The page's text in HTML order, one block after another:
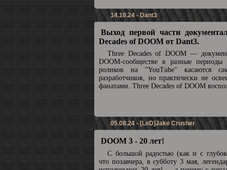
14.10.24 - Dant3
Выход первой части
Decades of DOOM от Dant3.
Three Decades of DOOM —
DOOM-сообществе в разные периоды
роликов на "YouTube" касаются
разработчиков, но практически не
фанатами. Three Decades of DOOM
05.08.24 - [LeD]Jake Crusher
DOOM 3 - 20 лет!
С большой радостью (как и с
что позавчера, в субботу 3 мая,